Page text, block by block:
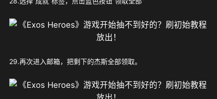
29.再次进入邮箱，把剩下的杰斯全部领取。